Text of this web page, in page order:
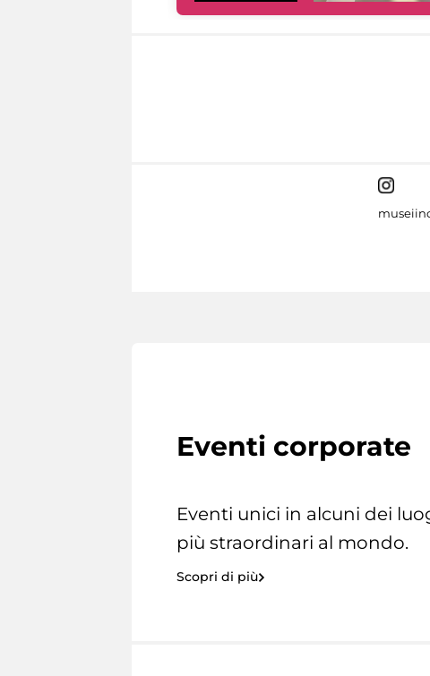
Eventi corporate
Eventi unici in alcuni dei
più straordinari al mondo.
Scopri di più